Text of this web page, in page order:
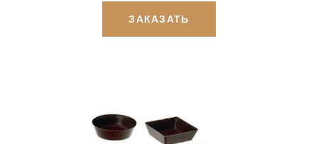
ЗАКАЗАТЬ